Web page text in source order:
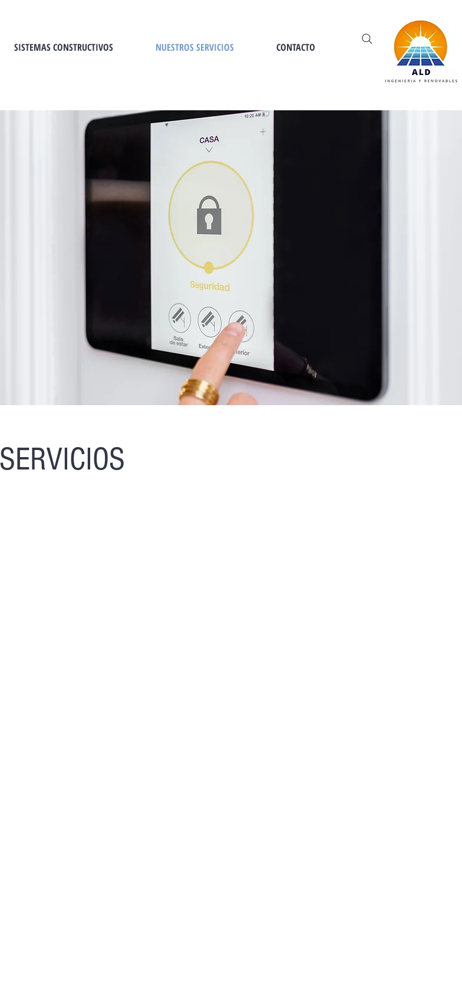
SISTEMAS CONSTRUCTIVOS NUESTROS SERVICIOS CONTACTO
SERVICIOS